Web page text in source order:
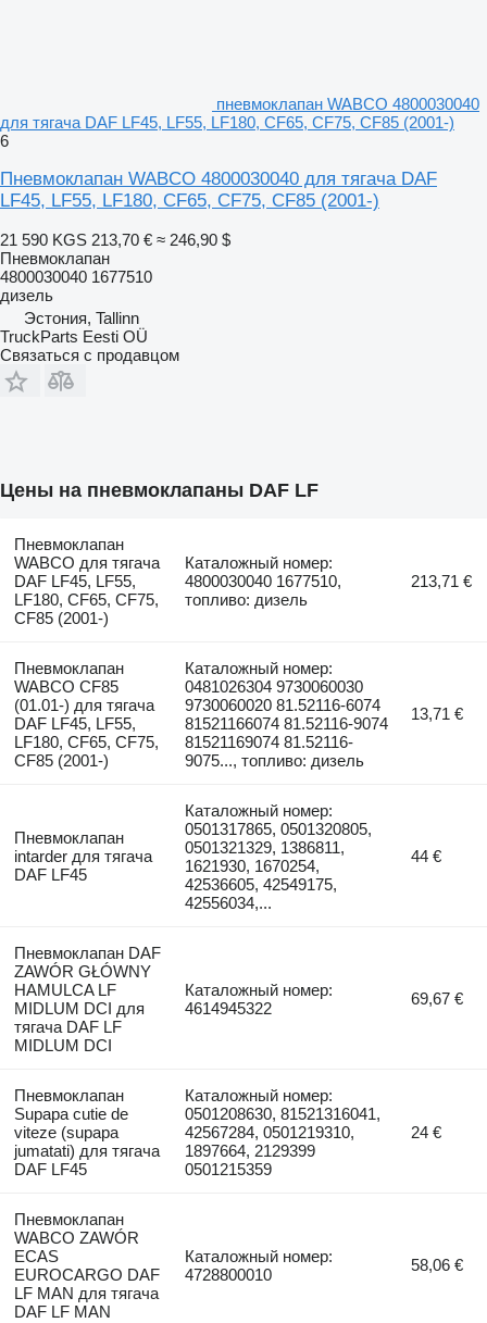
пневмоклапан WABCO 4800030040
для тягача DAF LF45, LF55, LF180, CF65, CF75, CF85 (2001-)
6
Пневмоклапан WABCO 4800030040 для тягача DAF
LF45, LF55, LF180, CF65, CF75, CF85 (2001-)
21 590 KGS 213,70 € ≈ 246,90 $
Пневмоклапан
4800030040 1677510
дизель
Эстония, Tallinn
TruckParts Eesti OÜ
Связаться с продавцом
Цены на пневмоклапаны DAF LF
Пневмоклапан
WABCO для тягача
DAF LF45, LF55,
LF180, CF65, CF75,
CF85 (2001-)
Каталожный номер:
4800030040 1677510,
топливо: дизель
213,71 €
Пневмоклапан
WABCO CF85
(01.01-) для тягача
DAF LF45, LF55,
LF180, CF65, CF75,
CF85 (2001-)
Каталожный номер:
0481026304 9730060030
9730060020 81.52116-6074
81521166074 81.52116-9074
81521169074 81.52116-
9075..., топливо: дизель
13,71 €
Пневмоклапан
intarder для тягача
DAF LF45
Каталожный номер:
0501317865, 0501320805,
0501321329, 1386811,
1621930, 1670254,
42536605, 42549175,
42556034,...
44 €
Пневмоклапан DAF
ZAWÓR GŁÓWNY
HAMULCA LF
MIDLUM DCI для
тягача DAF LF
MIDLUM DCI
Каталожный номер:
4614945322
69,67 €
Пневмоклапан
Supapa cutie de
viteze (supapa
jumatati) для тягача
DAF LF45
Каталожный номер:
0501208630, 81521316041,
42567284, 0501219310,
1897664, 2129399
0501215359
24 €
Пневмоклапан
WABCO ZAWÓR
ECAS
EUROCARGO DAF
LF MAN для тягача
DAF LF MAN
Каталожный номер:
4728800010
58,06 €